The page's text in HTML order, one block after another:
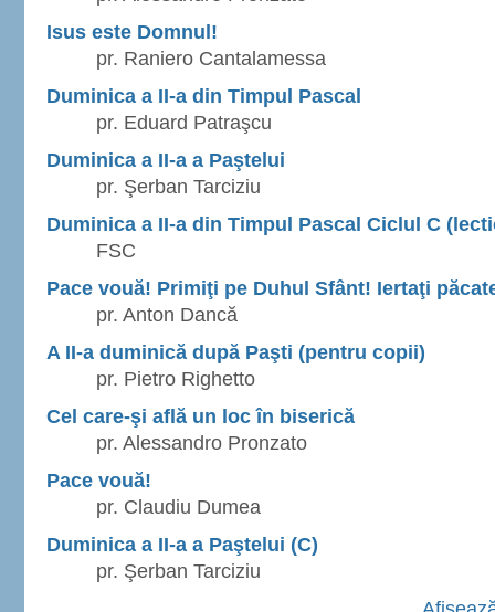
Isus este Domnul!
pr. Raniero Cantalamessa
Duminica a II-a din Timpul Pascal
pr. Eduard Patraşcu
Duminica a II-a a Paştelui
pr. Şerban Tarciziu
Duminica a II-a din Timpul Pascal Ciclul C
FSC
Pace vouă! Primiţi pe Duhul Sfânt! Iertaţi
pr. Anton Dancă
A II-a duminică după Paşti (pentru copii)
pr. Pietro Righetto
Cel care-şi află un loc în biserică
pr. Alessandro Pronzato
Pace vouă!
pr. Claudiu Dumea
Duminica a II-a a Paştelui (C)
pr. Şerban Tarciziu